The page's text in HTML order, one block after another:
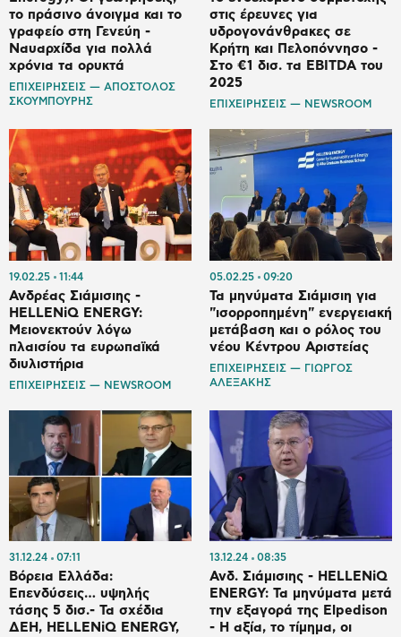
το πράσινο άνοιγμα και το
γραφείο στη Γενεύη -
Ναυαρχίδα για πολλά
χρόνια τα ορυκτά
ΕΠΙΧΕΙΡΗΣΕΙΣ — ΑΠΟΣΤΟΛΟΣ
ΣΚΟΥΜΠΟΥΡΗΣ
στις έρευνες για
υδρογονάνθρακες σε
Κρήτη και Πελοπόννησο -
Στο €1 δισ. τα EBITDA του
2025
ΕΠΙΧΕΙΡΗΣΕΙΣ — NEWSROOM
19.02.25 11:44
Ανδρέας Σιάμισιης -
HELLENiQ ENERGY:
Μειονεκτούν λόγω
πλαισίου τα ευρωπαϊκά
διυλιστήρια
ΕΠΙΧΕΙΡΗΣΕΙΣ — NEWSROOM
05.02.25 09:20
Τα μηνύματα Σιάμισιη για
"ισορροπημένη" ενεργειακή
μετάβαση και ο ρόλος του
νέου Κέντρου Αριστείας
ΕΠΙΧΕΙΡΗΣΕΙΣ — ΓΙΩΡΓΟΣ
ΑΛΕΞΑΚΗΣ
31.12.24 07:11
Βόρεια Ελλάδα:
Επενδύσεις… υψηλής
τάσης 5 δισ.- Τα σχέδια
ΔΕΗ, HELLENiQ ENERGY,
13.12.24 08:35
Ανδ. Σιάμισιης - HELLENiQ
ENERGY: Τα μηνύματα μετά
την εξαγορά της Elpedison
- Η αξία, το τίμημα, οι